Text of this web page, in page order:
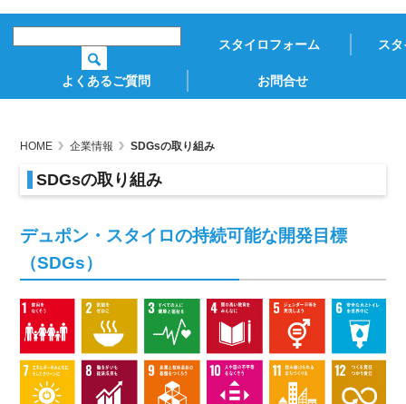
スタイロフォーム ス
よくあるご質問 お問合せ
HOME 企業情報 SDGsの取り組み
SDGsの取り組み
デュポン・スタイロの持続可能な開発目標
（SDGs）